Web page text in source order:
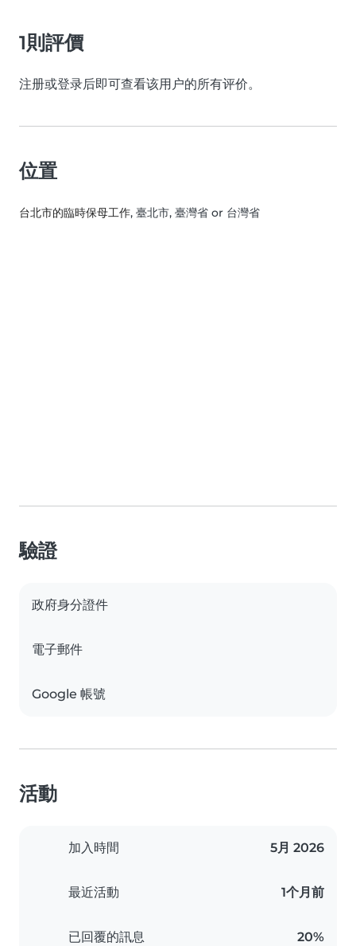
1則評價
注册或登录后即可查看该用户的所有评价。
位置
台北市的臨時保母工作, 臺北市, 臺灣省 or 台灣省
驗證
政府身分證件
電子郵件
Google 帳號
活動
加入時間 5月 2026
最近活動 1个月前
已回覆的訊息 20%